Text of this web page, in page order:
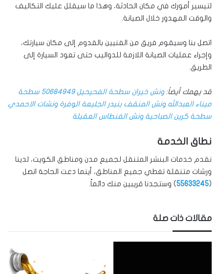
لتيسير أمورك في مكان الحادثة، وهذا ما سيقلل عليك التكاليف
والوقت المهدور خلال الصيانة.
اتصل بنا وسيقوم فريق من الفنيين بالقدوم إلى مكان سيارتك،
وإجراء عمليات الصيانة اللازمة للدواليب حتى تعود السيارة إلى
الطريق.
قد يهمك أيضاً:
ونش خيران سطحة الفحيحيل 50684949 سطحة
ميناء العبدالله ونش المنقف بنيدر الجليعة الوفرة ونشات الاحمدي
سطحة كرين الصباحية ونش الفنطاس العقيلة
نطاق الخدمة
نقدم خدمات البنشر المتنقل لجميع مدن ومناطق الكويت، لدينا
ورشات متنقلة تغطي جميع المناطق، أينما دعت الحاجة اتصل
(
55633245) وستجدنا قريبين منك دائماً.
مقالات ذات صلة